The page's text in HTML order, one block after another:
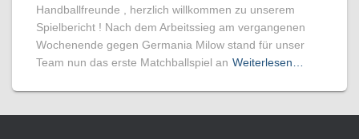
Handballfreunde , herzlich willkommen zu unserem
Spielbericht ! Nach dem Arbeitssieg am vergangenen
Wochenende gegen Germania Milow stand für unser
Team nun das erste Matchballspiel an Weiterlesen…